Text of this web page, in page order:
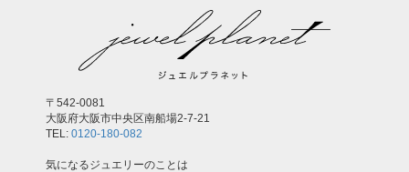
〒542-0081
大阪府大阪市中央区南船場2-7-21
TEL: 0120-180-082
気になるジュエリーのことは